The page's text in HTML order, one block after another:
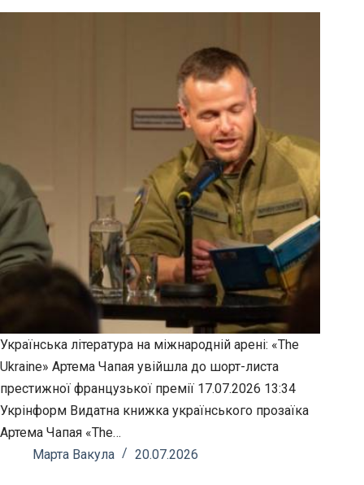
Українська література на міжнародній арені: «The
Ukraine» Артема Чапая увійшла до шорт-листа
престижної французької премії 17.07.2026 13:34
Укрінформ Видатна книжка українського прозаїка
Артема Чапая «The…
Марта Вакула
20.07.2026